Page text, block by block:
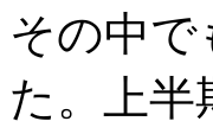
その中
た。上半